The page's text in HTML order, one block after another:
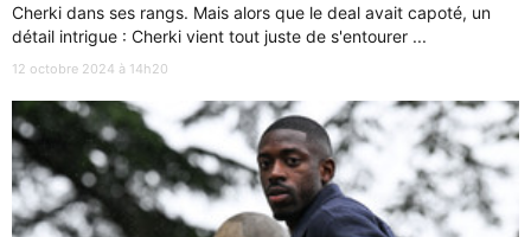
Cherki dans ses rangs. Mais alors que le deal avait capoté, un
détail intrigue : Cherki vient tout juste de s'entourer ...
12 octobre 2024 à 14h20